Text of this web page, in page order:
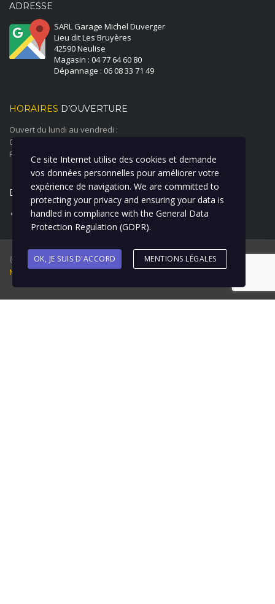
ADRESSE
SARL Garage Michel Duverger
Lieu dit Les Bruyères
42590 Neulise
Magasin : 04 77 64 60 80
Dépannage : 06 08 33 71 49
HORAIRES D’OUVERTURE
Ouvert du lundi au vendredi :
08:00 à 12:00 - 14:00 à 18:00
Fermé le samedi et le dimanche
DERNIÈRE ACTUALITÉ
ATELIER CARROSSERIE PEINTURE
@ 2018 Garage Duverger Renault I Création : La Clique à Bill I
Mentions Légales
Ce site Internet utilise des cookies et demande
vos données personnelles pour améliorer votre
expérience de navigation. We are committed to
protecting your privacy and ensuring your data is
handled in compliance with the General Data
Protection Regulation (GDPR).
OK, JE SUIS D'ACCORD MENTIONS LÉGALES